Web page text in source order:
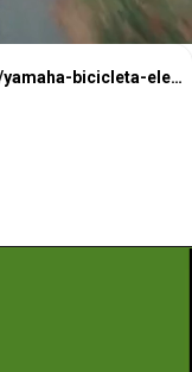
https://ekkogreen.com.br/yamaha-bicicleta-eletrica-versatil/?utm_source=google&utm_medium=web-stories&utm_campaign=bicicleta-eletrica